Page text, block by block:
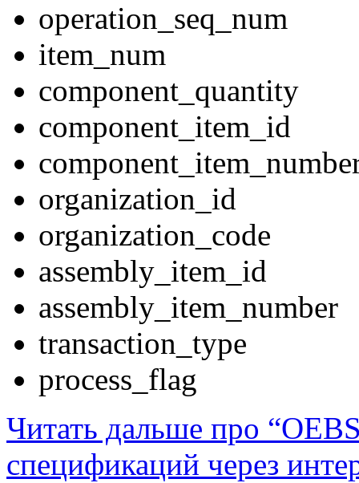
operation_seq_num
item_num
component_quantity
component_item_id
organization_id
organization_code
assembly_item_id
assembly_item_number
transaction_type
process_flag
Читать дальше про
спецификаций через